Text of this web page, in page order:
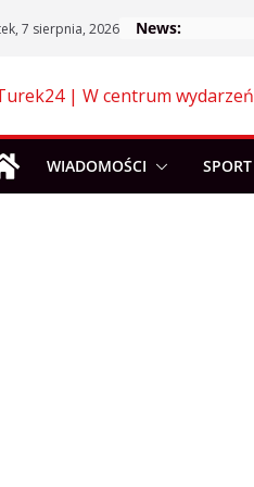
7 sierpnia, 2026 News:
WIADOMOŚCI SPORT